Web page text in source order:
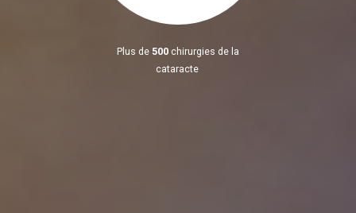
Plus de 500 chirurgies de la
cataracte